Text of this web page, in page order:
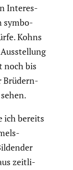
Inter­es­
symbo­
Kohns
noch bis
Brüdern­
ich bereits
zeitli­